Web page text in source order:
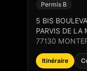
Permis B
5 BIS
PARVIS DE LA
77130
Itinéraire